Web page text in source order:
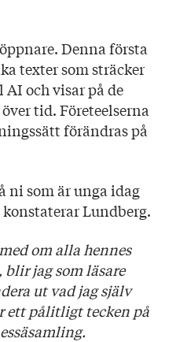
Denna första
texter som sträcker
och visar på de
tid. Företeelserna
förändras på
ni som är unga idag
Lundberg.
om alla hennes
jag som läsare
ut vad jag själv
ett pålitligt tecken på